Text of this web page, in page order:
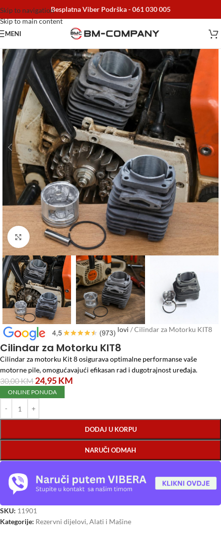
Skip to navigation
Skip to main content
Besplatna Viber Podrška -061 030 005
MENI
Click to enlarge
Početna/Alati i Mašine / Rezervni dijelovi /Cilindar za Motorku KIT8
Cilindar za Motorku KIT8
Cilindar za motorku Kit 8 osigurava optimalne performanse vaše
motorne pile, omogućavajući efikasan rad i dugotrajnost uređaja.
30,00KM 24,95KM
ONLINE PONUDA
DODAJ U KORPU
NARUČI ODMAH
SKU: 11901
Kategorije: Rezervni dijelovi, Alati i Mašine